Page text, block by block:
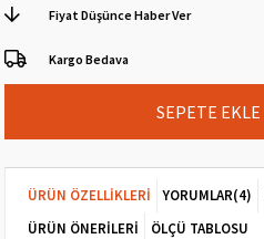
Fiyat Düşünce Haber Ver
Kargo Bedava
ÜRÜN ÖZELLIKLERI YORUMLAR(4)
ÜRÜN ÖNERILERI
ÖLÇÜ TABLOSU